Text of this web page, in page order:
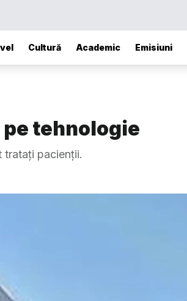
Cultură Academic Emisiuni
pe tehnologie
tratați pacienții.